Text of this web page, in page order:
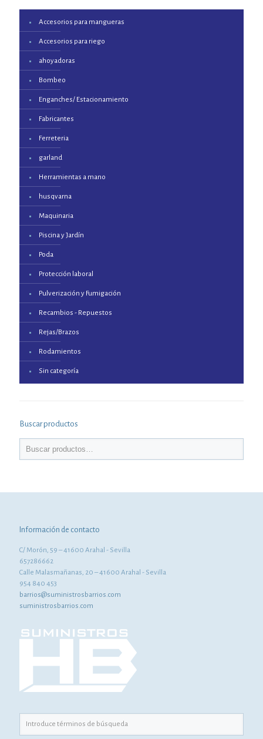
Accesorios para mangueras
Accesorios para riego
ahoyadoras
Bombeo
Enganches/ Estacionamiento
Fabricantes
Ferreteria
garland
Herramientas a mano
husqvarna
Maquinaria
Piscina y Jardín
Poda
Protección laboral
Pulverización y Fumigación
Recambios - Repuestos
Rejas/Brazos
Rodamientos
Sin categoría
Buscar productos
Información de contacto
C/ Morón, 59 – 41600 Arahal - Sevilla
657286662
Calle Malasmañanas, 20 – 41600 Arahal - Sevilla
954 840 453
barrios@suministrosbarrios.com
suministrosbarrios.com